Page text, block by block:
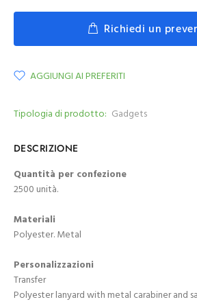
Richiedi un
AGGIUNGI AI PREFERITI
Tipologia di prodotto: Gadgets
DESCRIZIONE
Quantità per confezione
2500 unità.
Materiali
Polyester. Metal
Personalizzazioni
Transfer
Polyester lanyard with metal carabiner and